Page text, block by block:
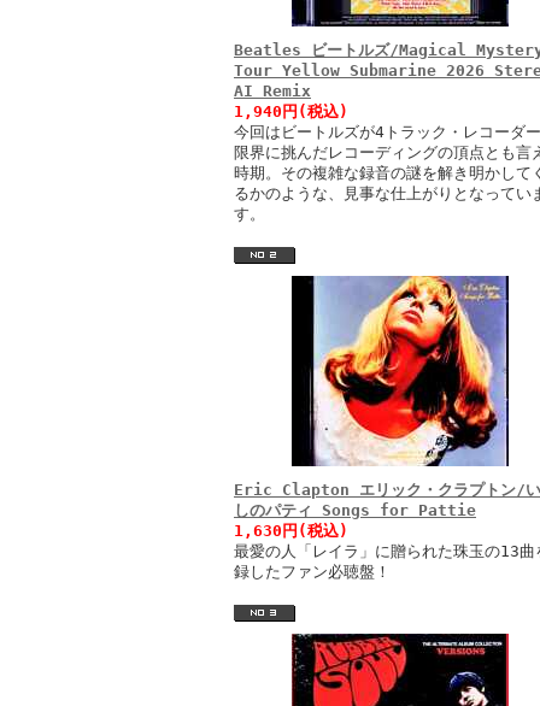
Beatles ビートルズ/Magical
Tour Yellow Submarine 2026
AI Remix
1,940円(税込)
今回はビートルズが4トラック・レコーダ
限界に挑んだレコーディングの頂点とも言
時期。その複雑な録音の謎を解き明かして
るかのような、見事な仕上がりとなってい
す。
Eric Clapton エリック・クラプトン/い
しのパティ Songs for Pattie
1,630円(税込)
最愛の人「レイラ」に贈られた珠玉の13曲
録したファン必聴盤！